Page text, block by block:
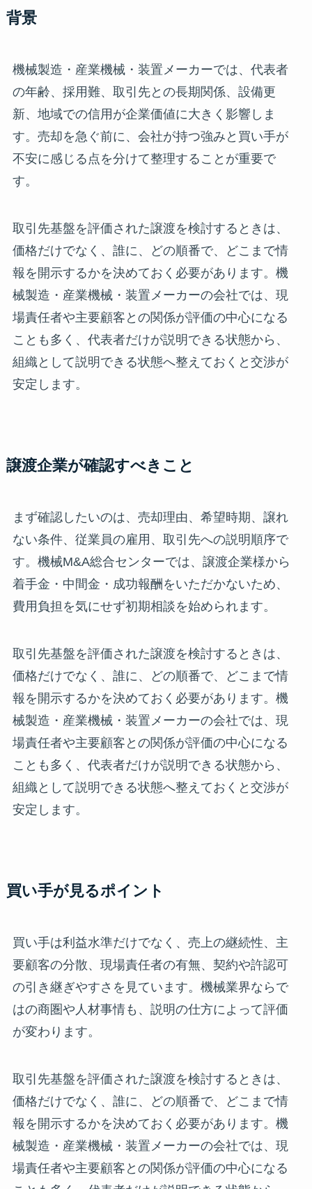
背景
機械製造・産業機械・装置メーカーでは、代表者
の年齢、採用難、取引先との長期関係、設備更
新、地域での信用が企業価値に大きく影響しま
す。売却を急ぐ前に、会社が持つ強みと買い手が
不安に感じる点を分けて整理することが重要で
す。
取引先基盤を評価された譲渡を検討するときは、
価格だけでなく、誰に、どの順番で、どこまで情
報を開示するかを決めておく必要があります。機
械製造・産業機械・装置メーカーの会社では、現
場責任者や主要顧客との関係が評価の中心になる
ことも多く、代表者だけが説明できる状態から、
組織として説明できる状態へ整えておくと交渉が
安定します。
譲渡企業が確認すべきこと
まず確認したいのは、売却理由、希望時期、譲れ
ない条件、従業員の雇用、取引先への説明順序で
す。機械M&A総合センターでは、譲渡企業様から
着手金・中間金・成功報酬をいただかないため、
費用負担を気にせず初期相談を始められます。
取引先基盤を評価された譲渡を検討するときは、
価格だけでなく、誰に、どの順番で、どこまで情
報を開示するかを決めておく必要があります。機
械製造・産業機械・装置メーカーの会社では、現
場責任者や主要顧客との関係が評価の中心になる
ことも多く、代表者だけが説明できる状態から、
組織として説明できる状態へ整えておくと交渉が
安定します。
買い手が見るポイント
買い手は利益水準だけでなく、売上の継続性、主
要顧客の分散、現場責任者の有無、契約や許認可
の引き継ぎやすさを見ています。機械業界ならで
はの商圏や人材事情も、説明の仕方によって評価
が変わります。
取引先基盤を評価された譲渡を検討するときは、
価格だけでなく、誰に、どの順番で、どこまで情
報を開示するかを決めておく必要があります。機
械製造・産業機械・装置メーカーの会社では、現
場責任者や主要顧客との関係が評価の中心になる